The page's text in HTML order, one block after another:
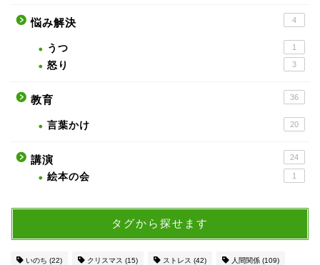
悩み解決 4
うつ 1
怒り 3
教育 36
言葉かけ 20
講演 24
絵本の会 1
タグから探せます
いのち (22) クリスマス (15) ストレス (42) 人間関係 (109)